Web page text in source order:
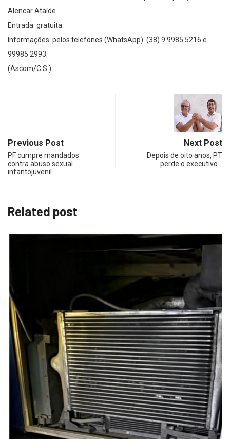
Alencar Ataíde
Entrada: gratuita
Informações: pelos telefones (WhatsApp): (38) 9 9985 5216 e
99985 2993.
(Ascom/C.S.)
Previous Post
PF cumpre mandados
contra abuso sexual
infantojuvenil
Next Post
Depois de oito anos, PT
perde o executivo…
Related post